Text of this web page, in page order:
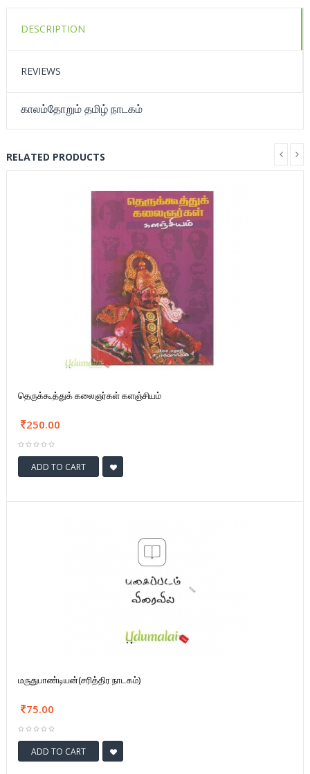
DESCRIPTION
REVIEWS
காலம்தோறும் தமிழ் நாடகம்
RELATED PRODUCTS
தெருக்கூத்துக் கலைஞர்கள் களஞ்சியம்
250.00
ADD TO CART
மருதுபாண்டியன்(சரித்திர நாடகம்)
75.00
ADD TO CART